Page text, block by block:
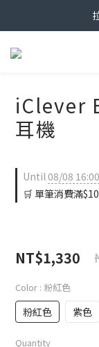
iClever
耳機
Until08/08 16:00
🛒 單筆消費滿
NT$1,330
Color : 粉紅色
粉紅色 紫色
Quantity